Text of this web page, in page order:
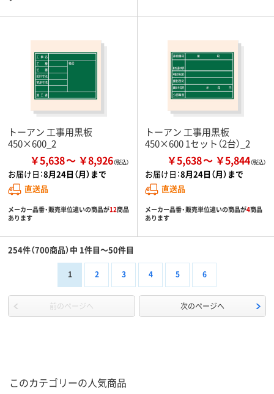
トーアン 工事用黒板
450×600_2
￥5,638 ￥8,926
お届け日：8月24日（月）まで
直送品
メーカー品番・販売単位違いの商品が12商品
あります
トーアン 工事用黒板
450×600 1セット（2台）_2
￥5,638 ￥5,844
お届け日：8月24日（月）まで
直送品
メーカー品番・販売単位違いの商品が4商品
あります
254件（700商品）中 1件目～50件目
1 2 3 4 5 6
前のページへ 次のページへ
このカテゴリーの人気商品